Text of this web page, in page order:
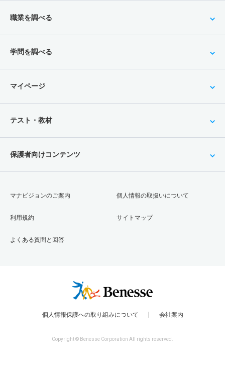
職業を調べる
学問を調べる
マイページ
テスト・教材
保護者向けコンテンツ
マナビジョンのご案内
利用規約
よくある質問と回答
個人情報の取扱いについて
サイトマップ
個人情報保護への取り組みについて 会社案内
Copyright © Benesse Corporation All rights reserved.